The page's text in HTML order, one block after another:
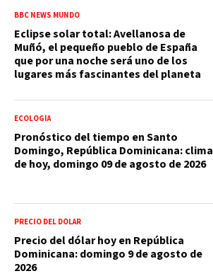
BBC NEWS MUNDO
Eclipse solar total: Avellanosa de
Muñó, el pequeño pueblo de España
que por una noche será uno de los
lugares más fascinantes del planeta
ECOLOGÍA
Pronóstico del tiempo en Santo
Domingo, República Dominicana: clima
de hoy, domingo 09 de agosto de 2026
PRECIO DEL DÓLAR
Precio del dólar hoy en República
Dominicana: domingo 9 de agosto de
2026